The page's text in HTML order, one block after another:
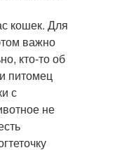
кошек. Для
важно
кто-то об
питомец
с
не